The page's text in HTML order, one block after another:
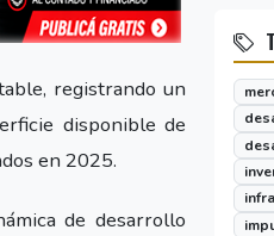
registrando un
disponible de
en 2025.
de desarrollo